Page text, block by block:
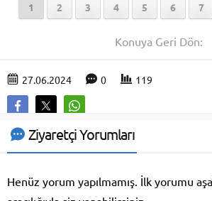
1 2 3 4 5 6 7
Konuya Geri Dön:
27.06.2024 0 119
Ziyaretçi Yorumları
Henüz yorum yapılmamış. İlk yorumu